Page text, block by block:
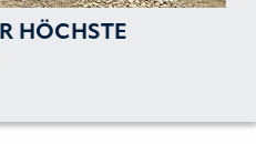
HÖCHSTE